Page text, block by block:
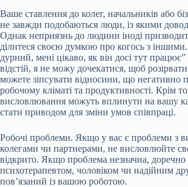
Ваше ставлення до колег, начальників або
не завжди подобаються люди, із якими
Однак неприязнь до людини іноді
ділитеся своєю думкою про когось з
дурний, мені цікаво, як він досі тут
відстій, я не можу дочекатися, щоб
можете зіпсувати відносини, що негативно
робочому кліматі та продуктивності. Крім
висловлювання можуть вплинути на вашу
стати приводом для зміни умов співпраці.
Робочі проблеми. Якщо у вас є проблеми з
колегами чи партнерами, не висловлюйте
відкрито. Якщо проблема незначна, доречно
психотерапевтом, чоловіком чи надійним
пов’язаний із вашою роботою.